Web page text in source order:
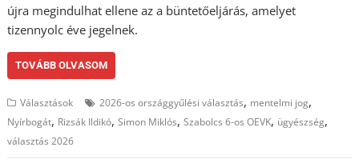
újra megindulhat ellene az a büntetőeljárás, amelyet
tizennyolc éve jegelnek.
TOVÁBB OLVASOM
Választások 2026-os országgyűlési választás, mentelmi jog,
Nyírbogát, Rizsák Ildikó,Simon Miklós,Szabolcs 6-os OEVK, ügyészség,
választás 2026